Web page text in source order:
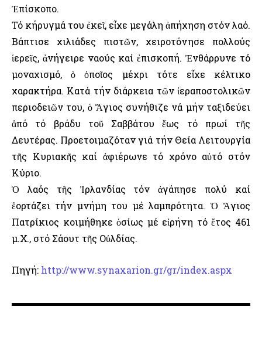
Ἐπίσκοπο.
Τό κήρυγμά του ἐκεῖ, εἶχε μεγάλη ἀπήχηση στόν λαό.
Βάπτισε χιλιάδες πιστῶν, χειροτόνησε πολλούς
ἱερεῖς, ἀνήγειρε ναούς καί ἐπισκοπή. Ἐνθάρρυνε τό
μοναχισμό, ὁ ὁποῖος μέχρι τότε εἶχε κέλτικο
χαρακτήρα. Κατά τήν διάρκεια τῶν ἱεραποστολικῶν
περιοδειῶν του, ὁ Ἅγιος συνήθιζε νά μήν ταξιδεύει
ἀπό τό βράδυ τοῦ Σαββάτου ἕως τό πρωί τῆς
Δευτέρας. Προετοιμαζόταν γιά τήν Θεία Λειτουργία
τῆς Κυριακῆς καί ἀφιέρωνε τό χρόνο αὐτό στόν
Κύριο.
Ὁ λαός τῆς Ἰρλανδίας τόν ἀγάπησε πολύ καί
ἑορτάζει τήν μνήμη του μέ λαμπρότητα. Ὁ Ἅγιος
Πατρίκιος κοιμήθηκε ὁσίως μέ εἰρήνη τό ἔτος 461
μ.Χ., στό Σάουτ τῆς Οὐλδίας.
Πηγή: http://www.synaxarion.gr/gr/index.aspx